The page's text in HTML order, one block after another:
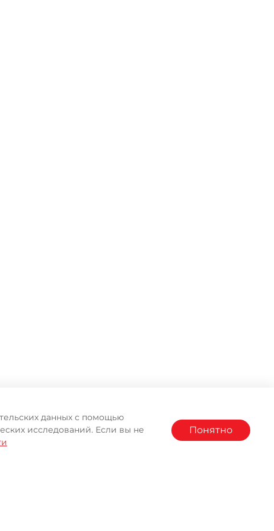
данных с помощью
исследований. Если вы не
Понятно